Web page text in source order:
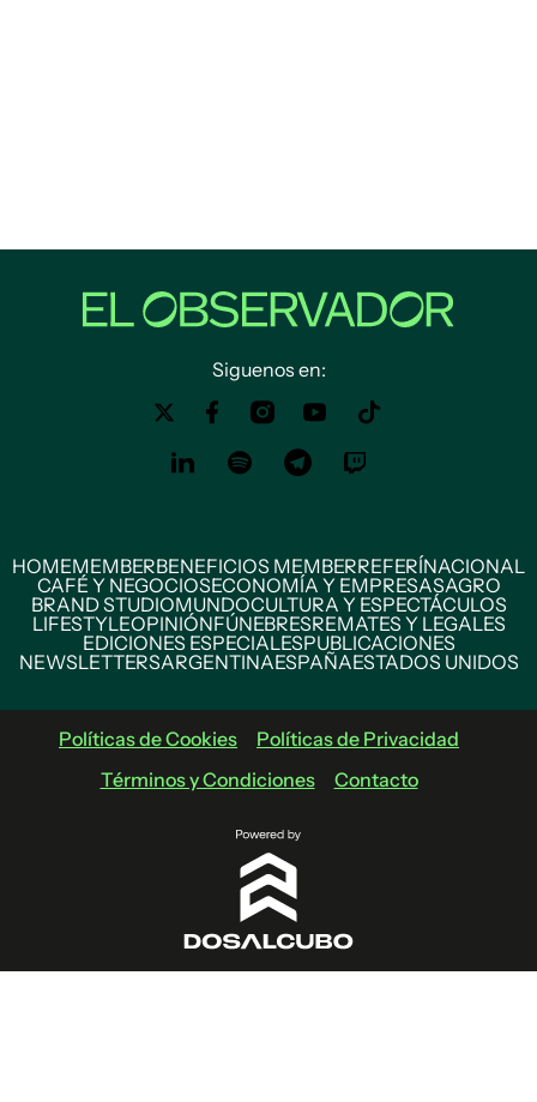
Siguenos en:
HOMEMEMBERBENEFICIOS MEMBERREFERÍNACIONAL
CAFÉ Y NEGOCIOSECONOMÍA Y EMPRESASAGRO
BRAND STUDIOMUNDOCULTURA Y ESPECTÁCULOS
LIFESTYLEOPINIÓNFÚNEBRESREMATES Y LEGALES
EDICIONES ESPECIALESPUBLICACIONES
NEWSLETTERSARGENTINAESPAÑAESTADOS UNIDOS
Políticas de Cookies
Políticas de Privacidad
Términos y Condiciones
Contacto